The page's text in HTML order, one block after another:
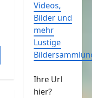
Videos,
Bilder und
mehr
Lustige
Ihre Url
hier?